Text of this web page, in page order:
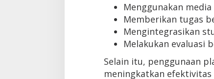
Menggunakan
Memberikan tugas
Mengintegrasikan
Melakukan evaluasi
Selain itu, penggunaan
meningkatkan efektivitas